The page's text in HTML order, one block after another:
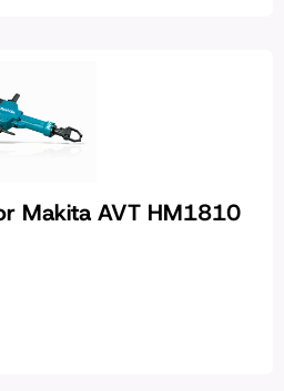
Makita AVT HM1810